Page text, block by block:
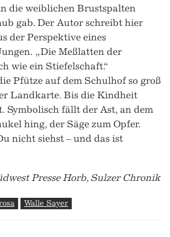
die weiblichen Brustspalten
gab. Der Autor schreibt hier
der Perspektive eines
„Die Meßlatten der
wie ein Stiefelschaft.“
Pfütze auf dem Schulhof so groß
Landkarte. Bis die Kindheit
Symbolisch fällt der Ast, an dem
hing, der Säge zum Opfer.
nicht siehst – und das ist
Presse Horb, Sulzer Chronik
Walle Sayer